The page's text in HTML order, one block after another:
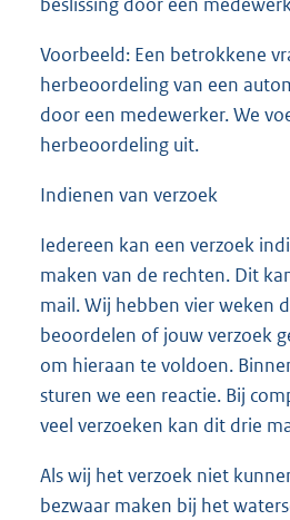
Voorbeeld: Een betrokkene
herbeoordeling van een
door een medewerker. We
herbeoordeling uit.
Indienen van verzoek
Iedereen kan een verzoek
maken van de rechten. Dit
mail. Wij hebben vier weken
beoordelen of jouw verzoek
om hieraan te voldoen.
sturen we een reactie. Bij
veel verzoeken kan dit drie
Als wij het verzoek niet
bezwaar maken bij het